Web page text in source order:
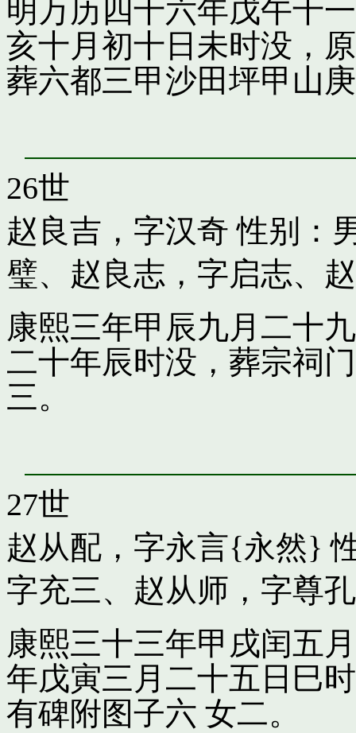
明万历四十六年戊午十
亥十月初十日未时没，
葬六都三甲沙田坪甲山
26世
赵良吉，字汉奇 性别：
璧、 赵良志，字启志、
康熙三年甲辰九月二十
二十年辰时没，葬宗祠
三。
27世
赵从配，字永言{永然}
字充三、 赵从师，字尊孔
康熙三十三年甲戌闰五
年戊寅三月二十五日巳
有碑附图子六 女二。